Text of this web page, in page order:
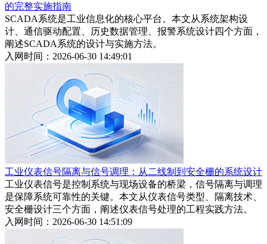
的完整实施指南
SCADA系统是工业信息化的核心平台。本文从系统架构设
计、通信驱动配置、历史数据管理、报警系统设计四个方面，
阐述SCADA系统的设计与实施方法。
入网时间：2026-06-30 14:49:01
工业仪表信号隔离与信号调理：从二线制到安全栅的系统设计
工业仪表信号是控制系统与现场设备的桥梁，信号隔离与调理
是保障系统可靠性的关键。本文从仪表信号类型、隔离技术、
安全栅设计三个方面，阐述仪表信号处理的工程实践方法。
入网时间：2026-06-30 14:51:09